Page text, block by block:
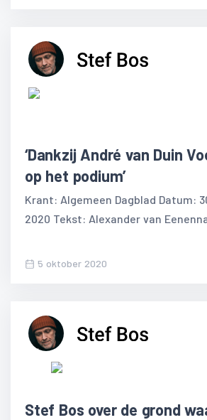
‘Dankzij André van Duin
op het podium’
Krant: Algemeen Dagblad Datum:
2020 Tekst: Alexander van
5 oktober 2020
Stef Bos over de grond